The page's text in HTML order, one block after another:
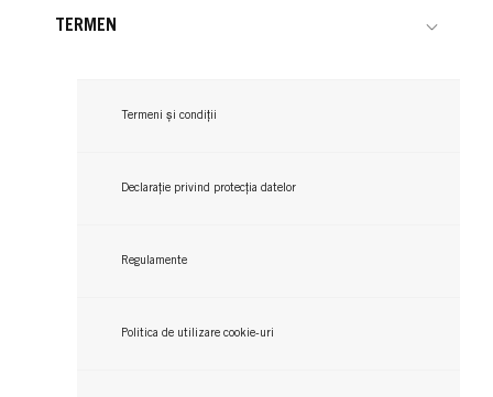
TERMEN
Termeni și condiții
Declarație privind protecția datelor
Regulamente
Politica de utilizare cookie-uri